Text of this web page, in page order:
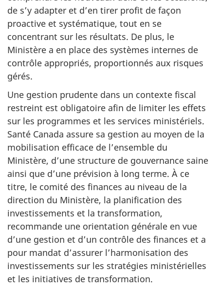
de s’y adapter et d’en tirer profit de façon
proactive et systématique, tout en se
concentrant sur les résultats. De plus, le
Ministère a en place des systèmes internes de
contrôle appropriés, proportionnés aux risques
gérés.
Une gestion prudente dans un contexte fiscal
restreint est obligatoire afin de limiter les effets
sur les programmes et les services ministériels.
Santé Canada assure sa gestion au moyen de la
mobilisation efficace de l’ensemble du
Ministère, d’une structure de gouvernance saine
ainsi que d’une prévision à long terme. À ce
titre, le comité des finances au niveau de la
direction du Ministère, la planification des
investissements et la transformation,
recommande une orientation générale en vue
d’une gestion et d’un contrôle des finances et a
pour mandat d’assurer l’harmonisation des
investissements sur les stratégies ministérielles
et les initiatives de transformation.